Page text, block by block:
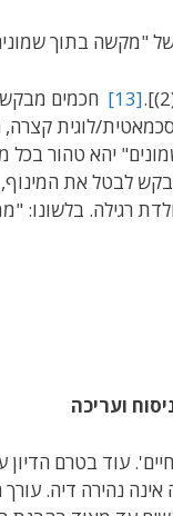
"מקשה בתוך
[13]
חכמים
סכמאטית/לוגית
יהא טהור בכל
מבקש לבטל את
רגילה. בלשונו:
ועריכה
עוד בטרם הדיון
נהירה דיה.